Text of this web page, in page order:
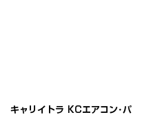
キャリイトラ
KCエアコン･パ